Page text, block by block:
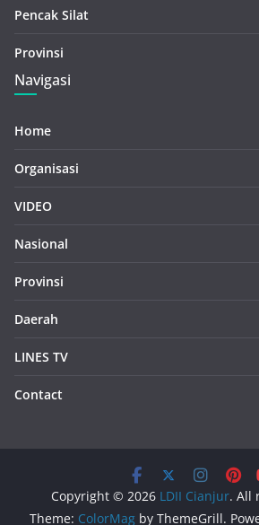
Pencak Silat
Provinsi
Navigasi
Home
Organisasi
VIDEO
Nasional
Provinsi
Daerah
LINES TV
Contact
Copyright © 2026 LDII Cianjur. All
Theme: ColorMag by ThemeGrill.